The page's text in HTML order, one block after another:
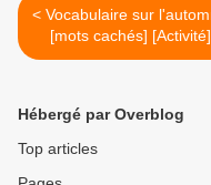
< Vocabulaire sur l'automne
[mots cachés] [Activité]
Hébergé par Overblog
Top articles